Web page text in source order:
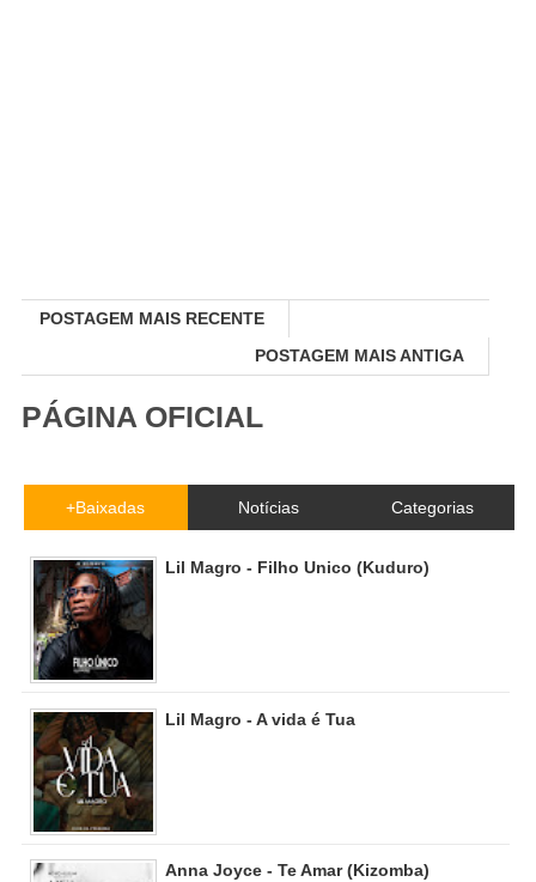
POSTAGEM MAIS RECENTE
POSTAGEM MAIS ANTIGA
PÁGINA OFICIAL
+Baixadas Notícias Categorias
Lil Magro - Filho Unico (Kuduro)
Lil Magro - A vida é Tua
Anna Joyce - Te Amar (Kizomba)